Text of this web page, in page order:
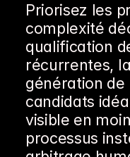
Priorisez les
complexité
qualification
récurrentes,
génération
candidats
visible en
processus